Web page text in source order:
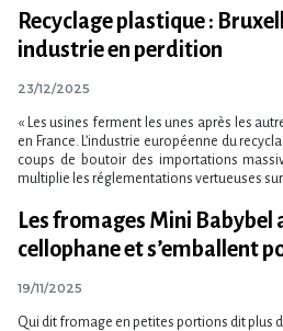
Recyclage plastique :
industrie en perdition
23/12/2025
« Les usines ferment les unes après les
en France. L​‌’industrie européenne du
coups de boutoir des importations
multiplie les réglementations vertueuses sur
Les fromages Mini Babybel
cellophane et s’emballent
19/11/2025
Qui dit fromage en petites portions dit plus